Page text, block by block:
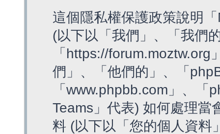
這個隱私權保護政策說明
(以下以「我們」、「我們
「https://
們」、「他們的」、「
「www.phpbb.com」、
Teams」代表) 如何處理當
料 (以下以「您的個人資料